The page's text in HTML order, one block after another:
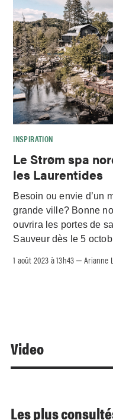
INSPIRATION
Le Strøm spa
les Laurentides
Besoin ou envie d’un
grande ville? Bonne
ouvrira les portes de
Sauveur dès le 5
1 août 2023 à 13h43 –Arianne
Video
Les plus